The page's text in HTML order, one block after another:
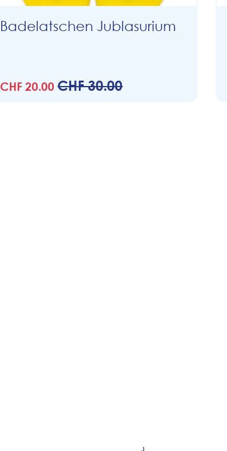
Badelatschen Jublasurium
CHF 20.00CHF 30.00